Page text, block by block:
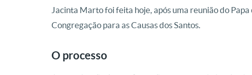
Jacinta Marto foi feita hoje, após uma reunião do
Congregação para as Causas dos Santos.
O processo